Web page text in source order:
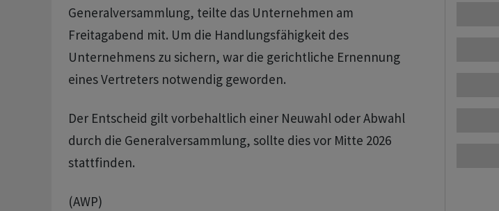
Generalversammlung, teilte das Unternehmen am
Freitagabend mit. Um die Handlungsfähigkeit des
Unternehmens zu sichern, war die gerichtliche Ernennung
eines Vertreters notwendig geworden.
Der Entscheid gilt vorbehaltlich einer Neuwahl oder Abwahl
durch die Generalversammlung, sollte dies vor Mitte 2026
stattfinden.
(AWP)